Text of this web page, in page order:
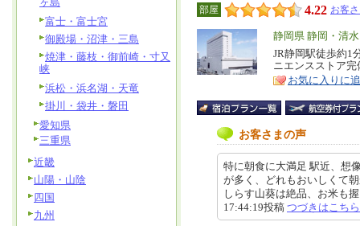
部屋 4.22 お客
エ
リ
ア
静岡県 静岡・清水
特
徴
JR静岡駅徒歩約
ニエンスストア
お気に入りに
お客さまの声
特に朝食に大満足 駅近、想
が多く、どれもおいしくて
しらす山葵は絶品、お米も
17:44:19投稿 つづきはこちら
ヶ島
富士・富士宮
御殿場・沼津・三島
焼津・藤枝・御前崎・寸又
峡
浜松・浜名湖・天竜
掛川・袋井・磐田
愛知県
三重県
近畿
山陽・山陰
四国
九州